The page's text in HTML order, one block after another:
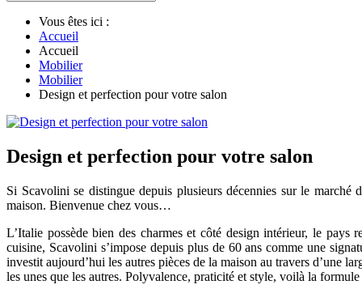
Vous êtes ici :
Accueil
Accueil
Mobilier
Mobilier
Design et perfection pour votre salon
Design et perfection pour votre salon
Si Scavolini se distingue depuis plusieurs décennies sur le
maison. Bienvenue chez vous…
L’Italie possède bien des charmes et côté design intérieur, le
cuisine, Scavolini s’impose depuis plus de 60 ans comme une
investit aujourd’hui les autres pièces de la maison au travers d’une
les unes que les autres. Polyvalence, praticité et style, voilà la